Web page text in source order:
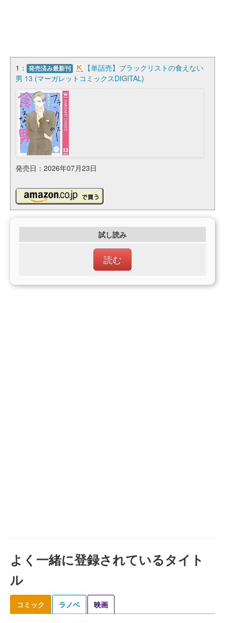
1： 発売済み最新刊
【単話売】ブラックリストの食えない
男 13 (マーガレットコミックスDIGITAL)
発売日：2026年07月23日
試し読み
読む
よく一緒に登録されているタイト
ル
コミック ラノベ 映画